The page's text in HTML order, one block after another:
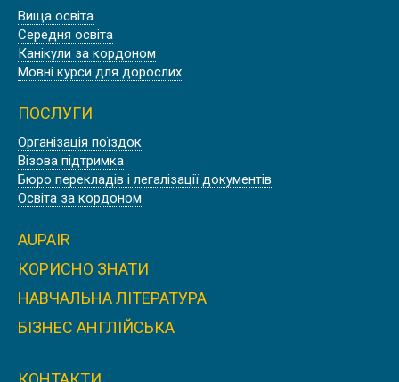
PADWORTH COLLEGE, АНГЛІЯ
Знижка
BISHOPSTROW COLLEGE, АНГЛІЯ
ДОУНІВЕРСИТЕТСЬКИЙ КОЛЕДЖ
OXFORD SIXTH FORM COLLEGE |
Вища освіта
Середня освіта
Канікули за кордоном
Мовні курси для дорослих
ПОСЛУГИ
Організація поїздок
Візова підтримка
Бюро перекладів і легалізації документів
Освіта за кордоном
AUPAIR
КОРИСНО ЗНАТИ
НАВЧАЛЬНА ЛІТЕРАТУРА
БІЗНЕС АНГЛІЙСЬКА